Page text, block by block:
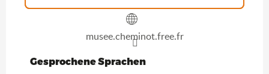
musee.cheminot.free.fr
Gesprochene Sprachen
Gesprochene Sprachen